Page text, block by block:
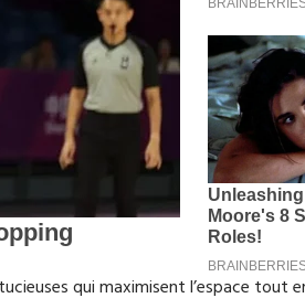
qui maximisent l’espace tout